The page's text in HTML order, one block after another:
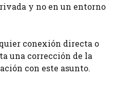
y no en un entorno
conexión directa o
una corrección de la
con este asunto.